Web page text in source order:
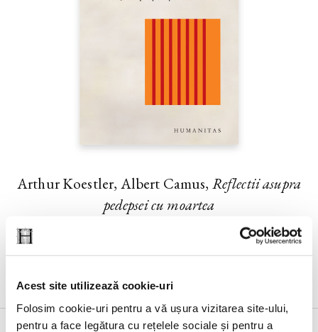
Acest site utilizează cookie-uri
Folosim cookie-uri pentru a vă ușura vizitarea site-ului,
pentru a face legătura cu rețelele sociale și pentru a
Arthur Koestler, Albert Camus, Reflectii asupra
pedepsei cu moartea